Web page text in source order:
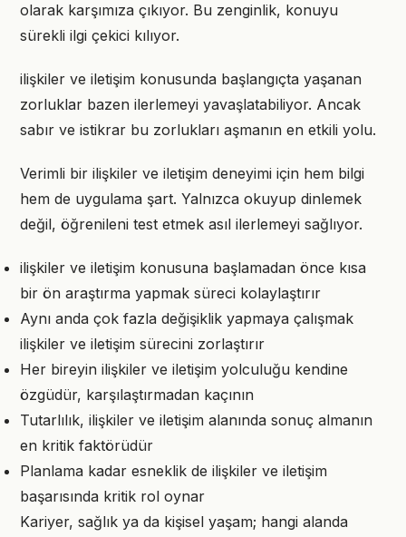
olarak karşımıza çıkıyor. Bu zenginlik, konuyu
sürekli ilgi çekici kılıyor.
ilişkiler ve iletişim konusunda başlangıçta yaşanan
zorluklar bazen ilerlemeyi yavaşlatabiliyor. Ancak
sabır ve istikrar bu zorlukları aşmanın en etkili yolu.
Verimli bir ilişkiler ve iletişim deneyimi için hem bilgi
hem de uygulama şart. Yalnızca okuyup dinlemek
değil, öğrenileni test etmek asıl ilerlemeyi sağlıyor.
ilişkiler ve iletişim konusuna başlamadan önce kısa
bir ön araştırma yapmak süreci kolaylaştırır
Aynı anda çok fazla değişiklik yapmaya çalışmak
ilişkiler ve iletişim sürecini zorlaştırır
Her bireyin ilişkiler ve iletişim yolculuğu kendine
özgüdür, karşılaştırmadan kaçının
Tutarlılık, ilişkiler ve iletişim alanında sonuç almanın
en kritik faktörüdür
Planlama kadar esneklik de ilişkiler ve iletişim
başarısında kritik rol oynar
Kariyer, sağlık ya da kişisel yaşam; hangi alanda